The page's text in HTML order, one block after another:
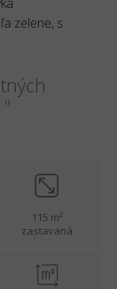
zelene, s
115 m²
zastavaná